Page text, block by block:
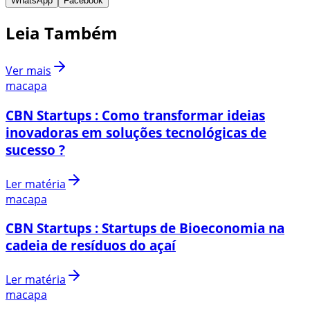
Leia Também
Ver mais
macapa
CBN Startups : Como transformar ideias
inovadoras em soluções tecnológicas de
sucesso ?
Ler matéria
macapa
CBN Startups : Startups de Bioeconomia na
cadeia de resíduos do açaí
Ler matéria
macapa